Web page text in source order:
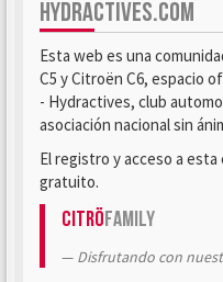
HYDRACTIVES.COM
Esta web es una
C5 y Citroën C6, espacio
- Hydractives, club
asociación nacional sin
El registro y acceso a
gratuito.
CitröFamily
Disfrutando con